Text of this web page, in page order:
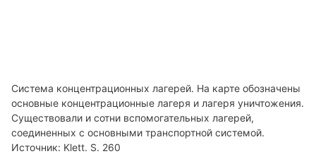
Система концентрационных лагерей. На карте обозначены
основные концентрационные лагеря и лагеря уничтожения.
Существовали и сотни вспомогательных лагерей,
соединенных с основными транспортной системой.
Источник: Klett. S. 260